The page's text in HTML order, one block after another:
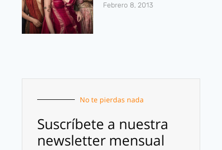
Febrero 8, 2013
No te pierdas nada
Suscríbete a nuestra
newsletter mensual